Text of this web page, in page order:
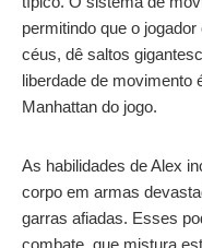
permitindo que o
céus, dê saltos
liberdade de movimento
Manhattan do jogo.
As habilidades de Alex
corpo em armas
garras afiadas. Esses